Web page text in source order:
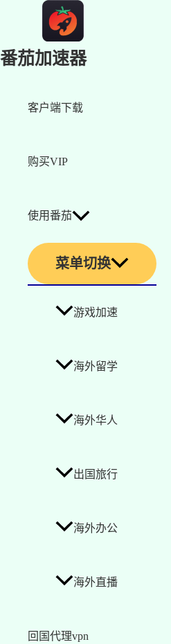
番茄加速器
客户端下载
购买VIP
使用番茄
菜单切换
游戏加速
海外留学
海外华人
出国旅行
海外办公
海外直播
回国代理vpn